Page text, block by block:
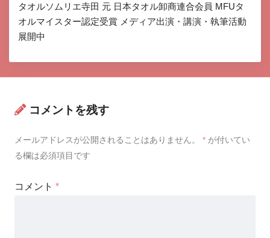
タオルソムリエ寺田 元 日本タオル卸商連合会員 MFUタ
オルマイスター認定受賞 メディア出演・講演・執筆活動
展開中
コメントを残す
メールアドレスが公開されることはありません。 * が付いてい
る欄は必須項目です
コメント *